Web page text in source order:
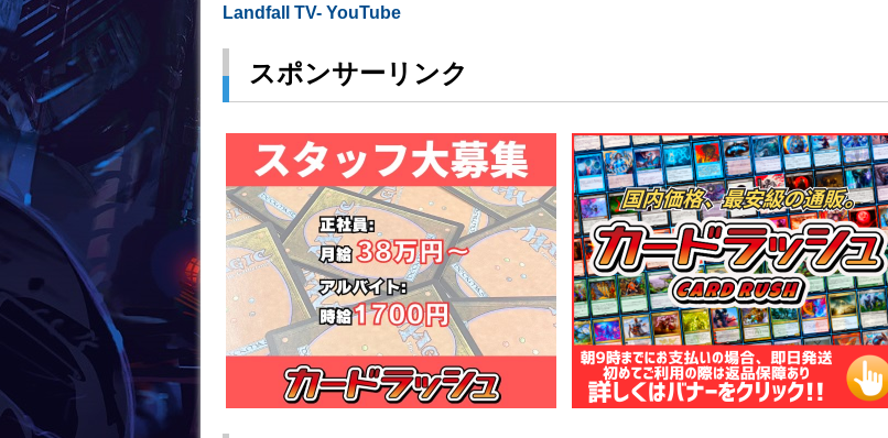
Landfall TV- YouTube
スポンサーリンク